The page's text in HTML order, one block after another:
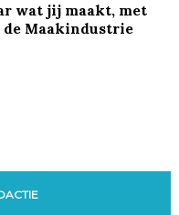
wat jij maakt, met
Maakindustrie